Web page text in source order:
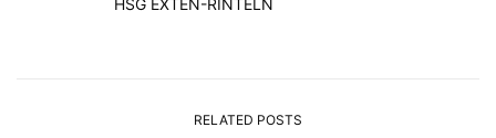
RELATED POSTS